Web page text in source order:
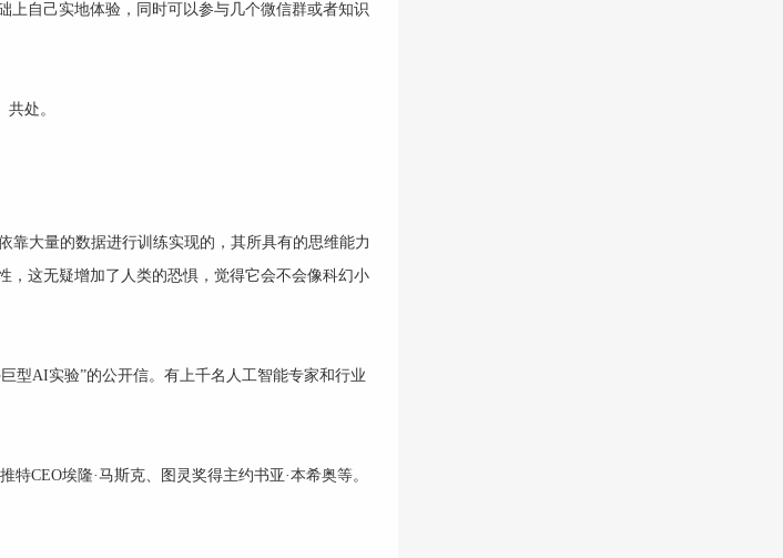
上自己实地体验，同时可以参与几个微信群或者知识
共处。
靠大量的数据进行训练实现的，其所具有的思维能力
，这无疑增加了人类的恐惧，觉得它会不会像科幻小
型AI实验”的公开信。有上千名人工智能专家和行业
CEO埃隆·马斯克、图灵奖得主约书亚·本希奥等。